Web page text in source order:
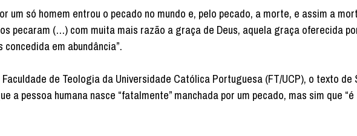
um só homem entrou o pecado no mundo e, pelo pecado, a morte, e assim a
pecaram (…) com muita mais razão a graça de Deus, aquela graça oferecida
em abundância”.
de Teologia da Universidade Católica Portuguesa (FT/UCP), o texto de
a pessoa humana nasce “fatalmente” manchada por um pecado, mas sim que “é